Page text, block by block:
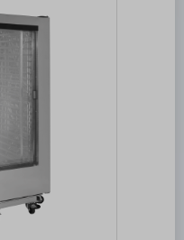
krytí
Barva zařízení:
304 Kontrolky:
vrchní d